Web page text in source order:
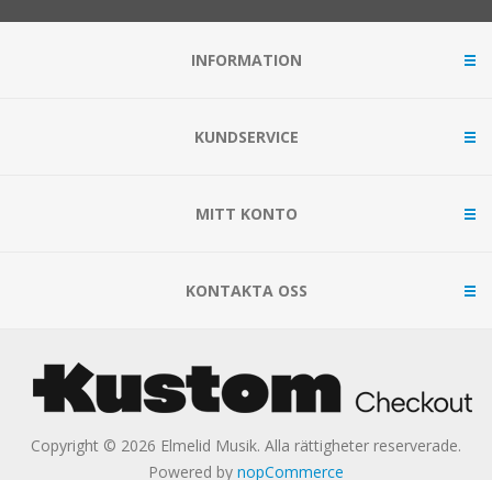
INFORMATION
KUNDSERVICE
MITT KONTO
KONTAKTA OSS
Copyright © 2026 Elmelid Musik. Alla rättigheter reserverade.
Powered by nopCommerce